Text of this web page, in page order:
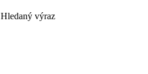
Hledaný výraz